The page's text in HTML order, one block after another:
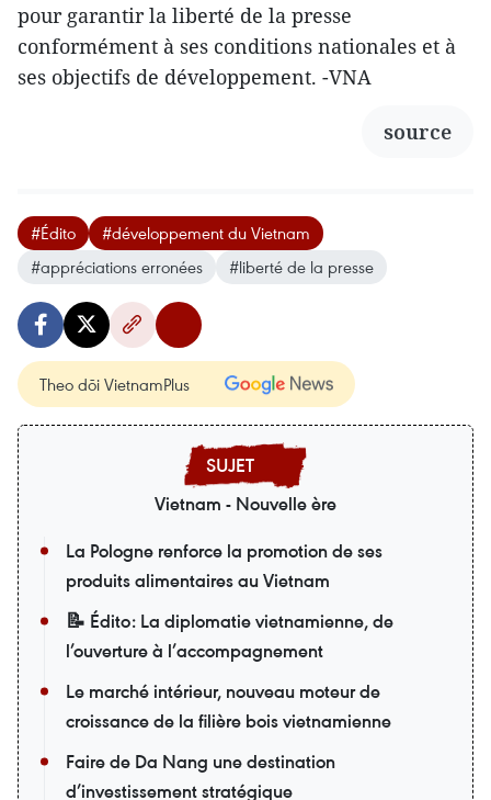
pour garantir la liberté de la presse
conformément à ses conditions nationales et à
ses objectifs de développement. -VNA
source
#Édito
#développement du Vietnam
#appréciations erronées
#liberté de la presse
Theo dõi VietnamPlus
Vietnam - Nouvelle ère
La Pologne renforce la promotion de ses
produits alimentaires au Vietnam
📝 Édito: La diplomatie vietnamienne, de
l’ouverture à l’accompagnement
Le marché intérieur, nouveau moteur de
croissance de la filière bois vietnamienne
Faire de Da Nang une destination
d’investissement stratégique